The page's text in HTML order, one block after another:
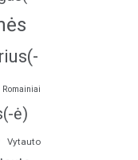
Romainiai
ė)
Vytauto